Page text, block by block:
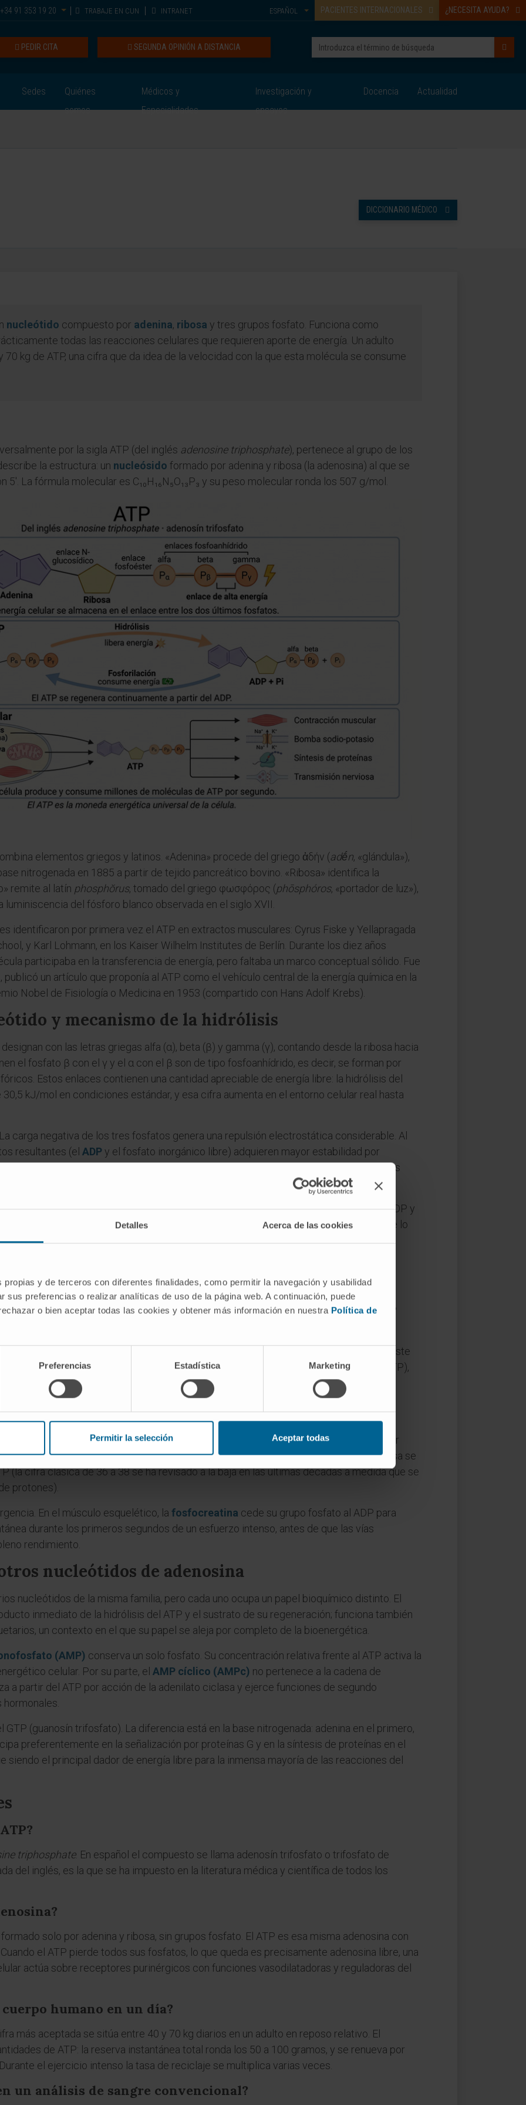
Detalles Acerca de las cookies
propias y de terceros con diferentes finalidades, como permitir la navegación y usabilidad
sus preferencias o realizar analíticas de uso de la página web. A continuación, puede
o bien aceptar todas las cookies y obtener más información en nuestra Política de
Preferencias Estadística Marketing
Permitir la selección Aceptar todas
+34 91 353 19 20 TRABAJE EN CUN INTRANET PACIENTES INTERNACIONALES ¿NECESITA AYUDA?
ESPAÑOL
SEGUNDA OPINIÓN A DISTANCIA
PEDIR CITA
Sedes
Quiénes
somos
Médicos y
Especialidades
Investigación y
ensayos
Docencia Actualidad
DICCIONARIO MÉDICO
nucleótido compuesto por adenina, ribosa y tres grupos fosfato. Funciona como
todas las reacciones celulares que requieren aporte de energía. Un adulto
kg de ATP, una cifra que da idea de la velocidad con la que esta molécula se consume
por la sigla ATP (del inglés adenosine triphosphate), pertenece al grupo de los
la estructura: un nucleósido formado por adenina y ribosa (la adenosina) al que se
La fórmula molecular es C₁₀H₁₆N₅O₁₃P₃ y su peso molecular ronda los 507 g/mol.
elementos griegos y latinos. «Adenina» procede del griego ἀδήν (adḗn, «glándula»),
nitrogenada en 1885 a partir de tejido pancreático bovino. «Ribosa» identifica la
remite al latín phosphŏrus, tomado del griego φωσφόρος (phōsphóros, «portador de luz»),
del fósforo blanco observada en el siglo XVII.
identificaron por primera vez el ATP en extractos musculares: Cyrus Fiske y Yellapragada
y Karl Lohmann, en los Kaiser Wilhelm Institutes de Berlín. Durante los diez años
participaba en la transferencia de energía, pero faltaba un marco conceptual sólido. Fue
publicó un artículo que proponía al ATP como el vehículo central de la energía química en la
Nobel de Fisiología o Medicina en 1953 (compartido con Hans Adolf Krebs).
y mecanismo de la hidrólisis
con las letras griegas alfa (α), beta (β) y gamma (γ), contando desde la ribosa hacia
el fosfato β con el γ y el α con el β son de tipo fosfoanhídrido, es decir, se forman por
Estos enlaces contienen una cantidad apreciable de energía libre: la hidrólisis del
kJ/mol en condiciones estándar, y esa cifra aumenta en el entorno celular real hasta
carga negativa de los tres fosfatos genera una repulsión electrostática considerable. Al
resultantes (el ADPy el fosfato inorgánico libre) adquieren mayor estabilidad por
repulsión. La célula aprovecha la diferencia de energía libre entre reactivo y productos
no serían termodinámicamente favorables.
dispone de energía procedente de la oxidación de nutrientes, una molécula de ADP y
para regenerar ATP. Esta interconversión continua entre ATP y ADP constituye lo
del ATP».
y fosforilación oxidativa
por tres vías principales. La primera, laglucólisis, tiene lugar en el citoplasma y no
de glucosa en dos de piruvato con un rendimiento neto de dos moléculas de ATP
de sustrato
entra en la
. Este
en cantidad apreciable (genera un equivalente de GTP por vuelta, convertible en ATP),
reducidos NADH y FADH₂ que serán la materia prima de la tercera vía.
los complejos I a IV, y la energía que liberan impulsa el bombeo de protones al
electroquímico resultante acciona la
(complejo V), un motor molecular
y fosfato. El rendimiento teórico de la oxidación completa de una molécula de glucosa se
(la cifra clásica de 36 a 38 se ha revisado a la baja en las últimas décadas a medida que se
protones).
En el músculo esquelético, la fosfocreatina cede su grupo fosfato al ADP para
durante los primeros segundos de un esfuerzo intenso, antes de que las vías
rendimiento.
nucleótidos de adenosina
nucleótidos de la misma familia, pero cada uno ocupa un papel bioquímico distinto. El
inmediato de la hidrólisis del ATP y el sustrato de su regeneración; funciona también
un contexto en el que su papel se aleja por completo de la bioenergética.
(AMP) conserva un solo fosfato. Su concentración relativa frente al ATP activa la
celular. Por su parte, el AMP cíclico (AMPc) no pertenece a la cadena de
a partir del ATP por acción de la adenilato ciclasa y ejerce funciones de segundo
GTP (guanosín trifosfato). La diferencia está en la base nitrogenada: adenina en el primero,
preferentemente en la señalización por proteínas G y en la síntesis de proteínas en el
siendo el principal dador de energía libre para la inmensa mayoría de las reacciones del
triphosphate. En español el compuesto se llama adenosín trifosfato o trifosfato de
del inglés, es la que se ha impuesto en la literatura médica y científica de todos los
solo por adenina y ribosa, sin grupos fosfato. El ATP es esa misma adenosina con
el ATP pierde todos sus fosfatos, lo que queda es precisamente adenosina libre, una
actúa sobre receptores purinérgicos con funciones vasodilatadoras y reguladoras del
humano en un día?
más aceptada se sitúa entre 40 y 70 kg diarios en un adulto en reposo relativo. El
de ATP: la reserva instantánea total ronda los 50 a 100 gramos, y se renueva por
el ejercicio intenso la tasa de reciclaje se multiplica varias veces.
un análisis de sangre convencional?